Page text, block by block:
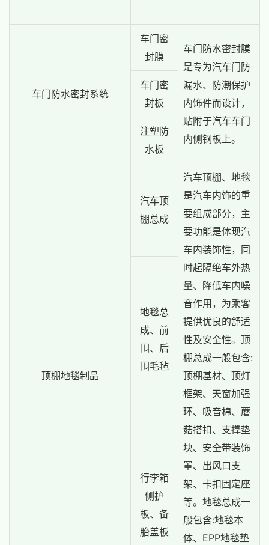
车门防水密封系统
车门密
封膜
车门防水密封膜
是专为汽车门防
漏水、防潮保护
内饰件而设计，
贴附于汽车车门
内侧钢板上。
车门密
封板
注塑防
水板
顶棚地毯制品
汽车顶
棚总成
汽车顶棚、地毯
是汽车内饰的重
要组成部分，主
要功能是体现汽
车内装饰性，同
时起隔绝车外热
量、降低车内噪
音作用，为乘客
提供优良的舒适
性及安全性。顶
棚总成一般包含:
顶棚基材、顶灯
框架、天窗加强
环、吸音棉、蘑
菇搭扣、支撑垫
块、安全带装饰
罩、出风口支
架、卡扣固定座
等。地毯总成一
般包含:地毯本
体、EPP地毯垫
地毯总
成、前
围、后
围毛毡
行李箱
侧护
板、备
胎盖板